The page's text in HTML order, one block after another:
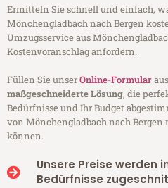
Ermitteln Sie schnell und einfach,
Mönchengladbach nach Bergen
Umzugsservice aus
Kostenvoranschlag anfordern.
Füllen Sie unserOnline-Formular
maßgeschneiderte Lösung, die
Bedürfnisse und Ihr Budget
von Mönchengladbach nach Bergen
können.
Unsere Preise werden
Bedürfnisse